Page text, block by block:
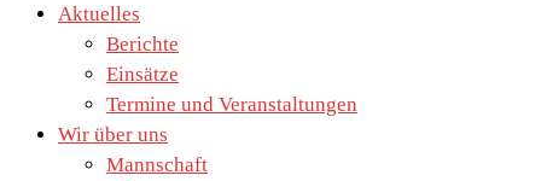
Aktuelles
Berichte
Einsätze
Termine und Veranstaltungen
Wir über uns
Mannschaft